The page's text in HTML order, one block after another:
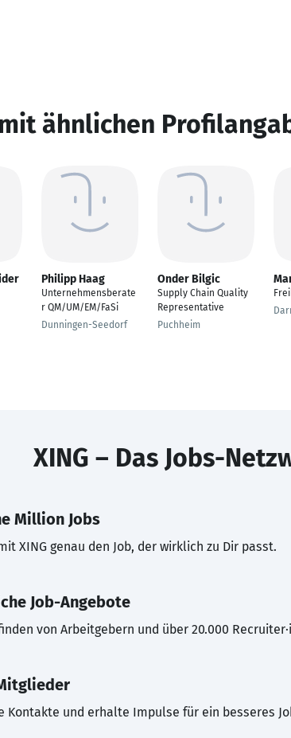
ähnlichen
Philipp Haag
Unternehmensberate
r QM/UM/EM/FaSi
Dunningen-Seedorf
Onder Bilgic
Supply Chain Quality
Representative
Puchheim
XING – Das Jobs-
Million Jobs
XING genau den Job, der wirklich zu Dir passt.
Job-Angebote
von Arbeitgebern und über 20.000
Kontakte und erhalte Impulse für ein besseres